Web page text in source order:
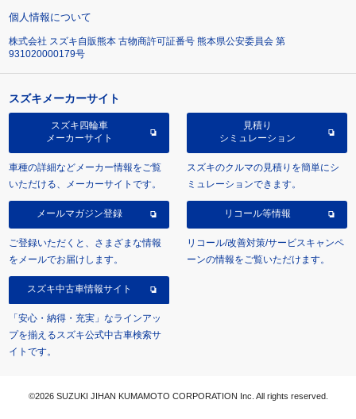
個人情報について
株式会社 スズキ自販熊本 古物商許可証番号 熊本県公安委員会 第
931020000179号
スズキメーカーサイト
スズキ四輪車
メーカーサイト
車種の詳細などメーカー情報をご覧
いただける、メーカーサイトです。
見積り
シミュレーション
スズキのクルマの見積りを簡単にシ
ミュレーションできます。
メールマガジン登録
ご登録いただくと、さまざまな情報
をメールでお届けします。
リコール等情報
リコール/改善対策/サービスキャンペ
ーンの情報をご覧いただけます。
スズキ中古車情報サイト
「安心・納得・充実」なラインアッ
プを揃えるスズキ公式中古車検索サ
イトです。
©2026 SUZUKI JIHAN KUMAMOTO CORPORATION Inc. All rights reserved.